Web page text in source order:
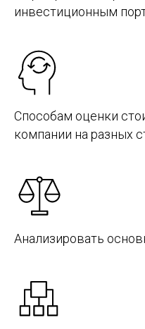
инвестиционным
Способам оценки
компании на разных
Анализировать